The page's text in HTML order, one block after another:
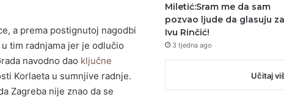
a prema postignutoj nagodbi
tim radnjama jer je odlučio
navodno dao ključne
Korlaeta u sumnjive radnje.
Zagreba nije znao da se
Miletić:Sram me da sam
pozvao ljude da glasuju za
Ivu Rinčić!
3 tjedna ago
Učitaj